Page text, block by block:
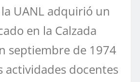
UANL adquirió un
en la Calzada
septiembre de 1974
actividades docentes